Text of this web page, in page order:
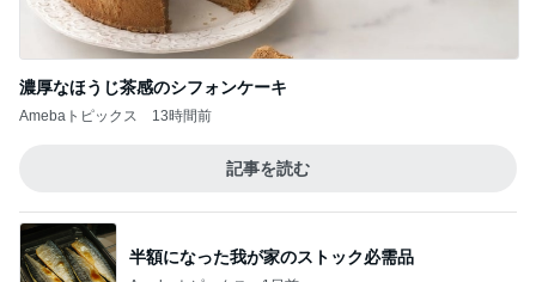
濃厚なほうじ茶感のシフォンケーキ
Amebaトピックス 13時間前
記事を読む
半額になった我が家のストック必需品